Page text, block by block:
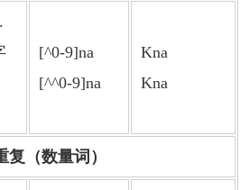
[^0-9]na
[^^0-9]na
Kna
Kna
复（数量词）